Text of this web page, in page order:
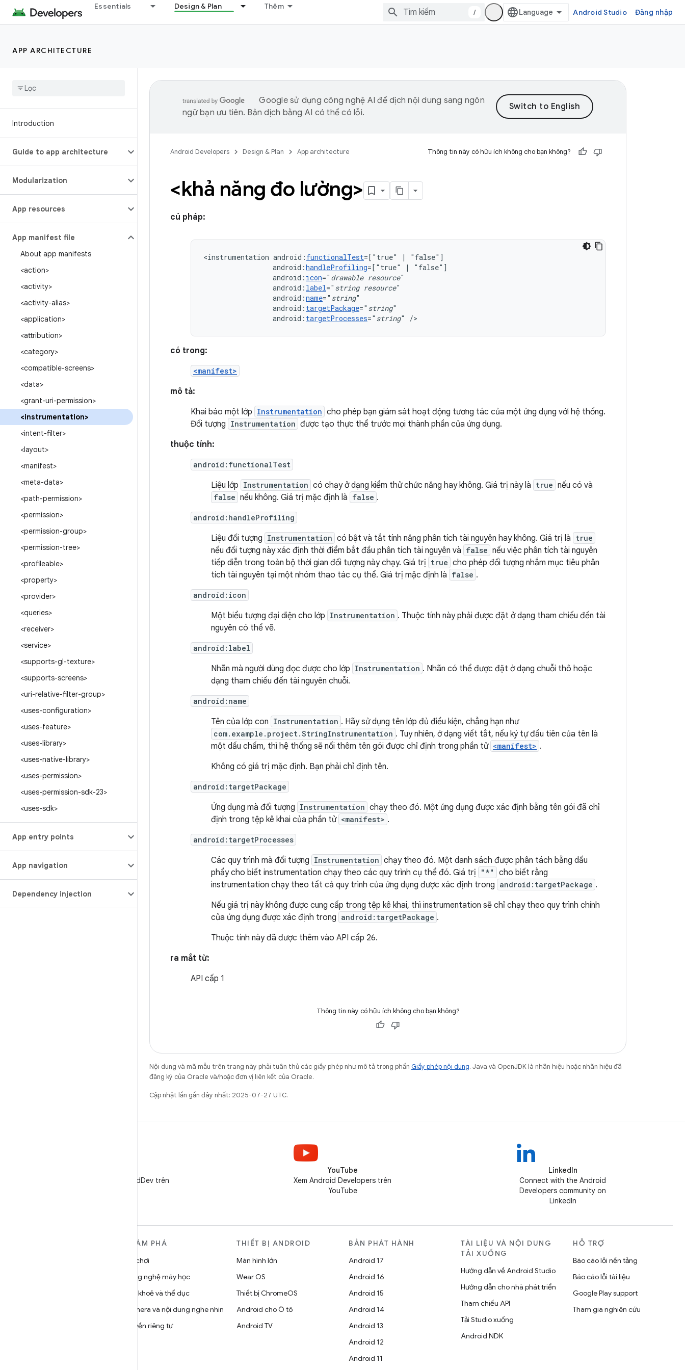
Essentials Design & Plan Thêm
/ Android Studio Đăng nhập
APP ARCHITECTURE
Introduction
Guide to app architecture
Modularization
App resources
App manifest file
About app manifests
<action>
<activity>
<activity-alias>
<application>
<attribution>
<category>
<compatible-screens>
<data>
<grant-uri-permission>
<instrumentation>
<intent-filter>
<layout>
<manifest>
<meta-data>
<path-permission>
<permission>
<permission-group>
<permission-tree>
<profileable>
<property>
<provider>
<queries>
<receiver>
<service>
<supports-gl-texture>
<supports-screens>
<uri-relative-filter-group>
<uses-configuration>
<uses-feature>
<uses-library>
<uses-native-library>
<uses-permission>
<uses-permission-sdk-23>
<uses-sdk>
App entry points
App navigation
Dependency injection
Google sử dụng công nghệ AI để dịch nội dung sang ngôn
ngữ bạn ưu tiên. Bản dịch bằng AI có thể có lỗi.
Android Developers Design & Plan App architecture Thông tin này có hữu ích không cho bạn không?
<khả năng đo lường>
cú pháp:
<instrumentation android: functionalTest=["true" |
android:handleProfiling=["true" |
android: icon=" drawable resource
android: label=" string resource
android:name=" string
android: targetPackage=" string
android: targetProcesses=" string" />
có trong:
<manifest>
mô tả:
Khai báo một lớp Instrumentation cho phép bạn giám sát hoạt động tương tác của một ứng dụng với hệ thống.
Đối tượng Instrumentation được tạo thực thể trước mọi thành phần của ứng dụng.
thuộc tính:
android:functionalTest
Liệu lớp Instrumentation có chạy ở dạng kiểm thử chức năng hay không. Giá trị này là true nếu có và
false nếu không. Giá trị mặc định là false .
android:handleProfiling
Liệu đối tượng Instrumentation có bật và tắt tính năng phân tích tài nguyên hay không. Giá trị là true
nếu đối tượng này xác định thời điểm bắt đầu phân tích tài nguyên và false nếu việc phân tích tài nguyên
tiếp diễn trong toàn bộ thời gian đối tượng này chạy. Giá trị true cho phép đối tượng nhắm mục tiêu phân
tích tài nguyên tại một nhóm thao tác cụ thể. Giá trị mặc định là false .
android:icon
Một biểu tượng đại diện cho lớp Instrumentation . Thuộc tính này phải được đặt ở dạng tham chiếu đến tài
nguyên có thể vẽ.
android:label
Nhãn mà người dùng đọc được cho lớp Instrumentation . Nhãn có thể được đặt ở dạng chuỗi thô hoặc
dạng tham chiếu đến tài nguyên chuỗi.
android:name
Tên của lớp con Instrumentation . Hãy sử dụng tên lớp đủ điều kiện, chẳng hạn như
com.example.project.StringInstrumentation . Tuy nhiên, ở dạng viết tắt, nếu ký tự đầu tiên của tên là
một dấu chấm, thì hệ thống sẽ nối thêm tên gói được chỉ định trong phần tử <manifest> .
Không có giá trị mặc định. Bạn phải chỉ định tên.
android:targetPackage
Ứng dụng mà đối tượng Instrumentation chạy theo đó. Một ứng dụng được xác định bằng tên gói đã chỉ
định trong tệp kê khai của phần tử <manifest> .
android:targetProcesses
Các quy trình mà đối tượng Instrumentation chạy theo đó. Một danh sách được phân tách bằng dấu
phẩy cho biết instrumentation chạy theo các quy trình cụ thể đó. Giá trị
"*"
cho biết rằng
instrumentation chạy theo tất cả quy trình của ứng dụng được xác định trong android:targetPackage .
Nếu giá trị này không được cung cấp trong tệp kê khai, thì instrumentation sẽ chỉ chạy theo quy trình chính
của ứng dụng được xác định trong android:targetPackage .
Thuộc tính này đã được thêm vào API cấp 26.
ra mắt từ:
API cấp 1
Thông tin này có hữu ích không cho bạn không?
Nội dung và mã mẫu trên trang này phải tuân thủ các giấy phép như mô tả trong phần Giấy phép nội dung. Java và OpenJDK là nhãn hiệu hoặc nhãn hiệu đã
đăng ký của Oracle và/hoặc đơn vị liên kết của Oracle.
Cập nhật lần gần đây nhất: 2025-07-27 UTC.
Theo dõi @AndroidDev trên
YouTube
Xem Android Developers trên
YouTube
LinkedIn
Connect with the Android
Developers community on
LinkedIn
KHÁM PHÁ
Trò chơi
Công nghệ máy học
Sức khoẻ và thể dục
Camera và nội dung nghe nhìn
Quyền riêng tư
THIẾT BỊ ANDROID
Màn hình lớn
Wear OS
Thiết bị ChromeOS
Android cho Ô tô
Android TV
BẢN PHÁT HÀNH
Android 17
Android 16
Android 15
Android 14
Android 13
Android 12
Android 11
TÀI LIỆU VÀ NỘI DUNG
TẢI XUỐNG
Hướng dẫn về Android Studio
Hướng dẫn cho nhà phát triển
Tham chiếu API
Tải Studio xuống
Android NDK
HỖ TRỢ
Báo cáo lỗi nền tảng
Báo cáo lỗi tài liệu
Google Play support
Tham gia nghiên cứu